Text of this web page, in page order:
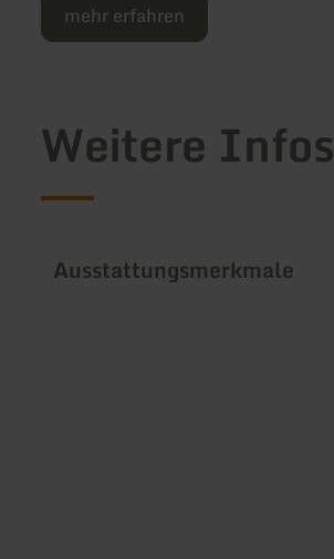
mehr erfahren
Weitere Infos
Ausstattungsmerkmale